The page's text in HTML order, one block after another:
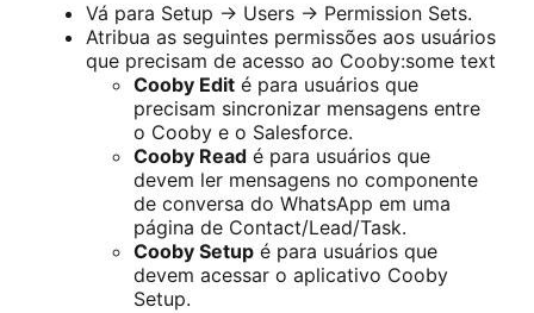
Vá para Setup -> Users -> Permission Sets.
Atribua as seguintes permissões aos usuários
que precisam de acesso ao Cooby:some text
Cooby Edit é para usuários que
precisam sincronizar mensagens entre
o Cooby e o Salesforce.
Cooby Read é para usuários que
devem ler mensagens no componente
de conversa do WhatsApp em uma
página de Contact/Lead/Task.
Cooby Setup é para usuários que
devem acessar o aplicativo Cooby
Setup.